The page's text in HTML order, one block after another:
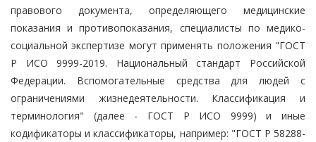
правового документа, определяющего медицинские
показания и противопоказания, специалисты по медико-
социальной экспертизе могут применять положения "ГОСТ
Р ИСО 9999-2019. Национальный стандарт Российской
Федерации. Вспомогательные средства для людей с
ограничениями жизнедеятельности. Классификация и
терминология" (далее - ГОСТ Р ИСО 9999) и иные
кодификаторы и классификаторы, например: "ГОСТ Р 58288-